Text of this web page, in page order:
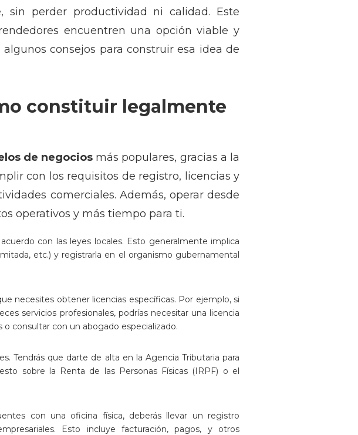
sin perder productividad ni calidad. Este
encuentren una opción viable y
consejos para construir esa idea de
constituir legalmente
de negocios más populares, gracias a la
con los requisitos de registro, licencias y
comerciales. Además, operar desde
operativos y más tiempo para ti.
con las leyes locales. Esto generalmente implica
etc.) y registrarla en el organismo gubernamental
necesites obtener licencias específicas. Por ejemplo, si
servicios profesionales, podrías necesitar una licencia
consultar con un abogado especializado.
Tendrás que darte de alta en la Agencia Tributaria para
sobre la Renta de las Personas Físicas (IRPF) o el
con una oficina física, deberás llevar un registro
Esto incluye facturación, pagos, y otros